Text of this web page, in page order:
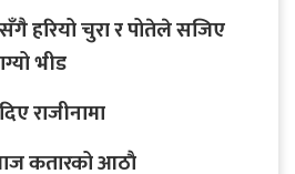
हरियो चुरा र पोतेले सजिए
भीड
राजीनामा
कतारको आठाै